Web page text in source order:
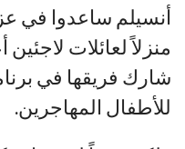
أنسيلم ساعدوا في
منزلاً لعائلات
شارك فريقها في
للأطفال المهاجرين.